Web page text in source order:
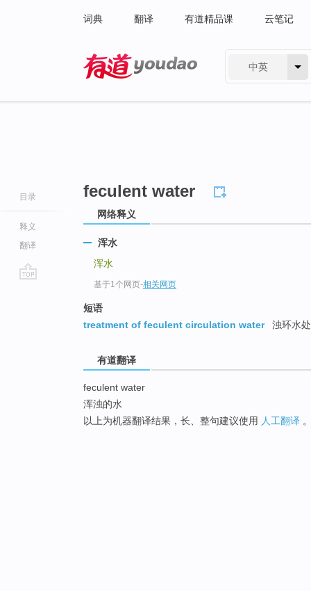
词典 翻译 有道精品课 云笔记
中英
目录
释义
翻译
feculent water
网络释义
浑水
浑水
基于1个网页-相关网页
短语
treatment of feculent circulation water
浊环水
有道翻译
feculent water
浑浊的水
以上为机器翻译结果，长、整句建议使用 人工翻译